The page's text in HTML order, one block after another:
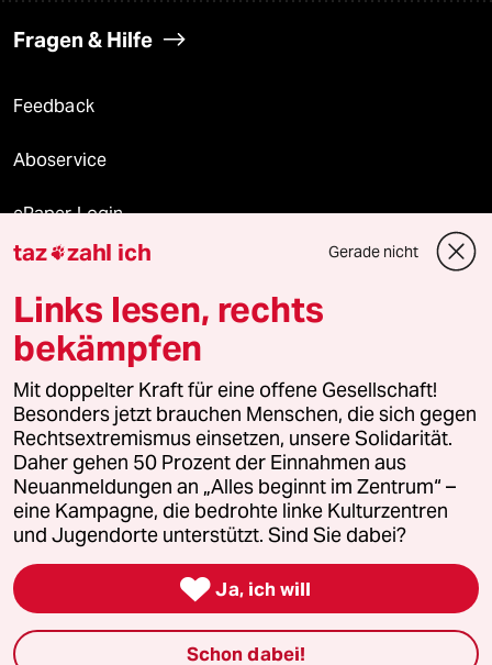
Fragen & Hilfe
Feedback
Aboservice
ePaper Login
Downloads für Abonnierende
© 2026 taz Verlags und Vertriebs GmbH
Alle Rechte vorbehalten. Bei rechtlichen Fragen oder für Genehmigungen
wenden Sie sich bitte an lizenzen@taz.de
Feedback Redaktionsstatut Kommune-Richtlinien
Leitlinie Informant Datenschutz Impressum AGB
Seitenwende Einwilligungen widerrufen (Ads)
taz zahl ich Gerade nicht
Links lesen, rechts
bekämpfen
Mit doppelter Kraft für eine offene Gesellschaft!
Besonders jetzt brauchen Menschen, die sich gegen
Rechtsextremismus einsetzen, unsere Solidarität.
Daher gehen 50 Prozent der Einnahmen aus
Neuanmeldungen an „Alles beginnt im Zentrum“ –
eine Kampagne, die bedrohte linke Kulturzentren
und Jugendorte unterstützt. Sind Sie dabei?
 Ja, ich will
Schon dabei!